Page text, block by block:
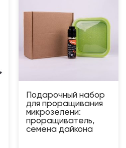
Подарочный набор
для проращивания
микрозелени:
проращиватель,
семена дайкона